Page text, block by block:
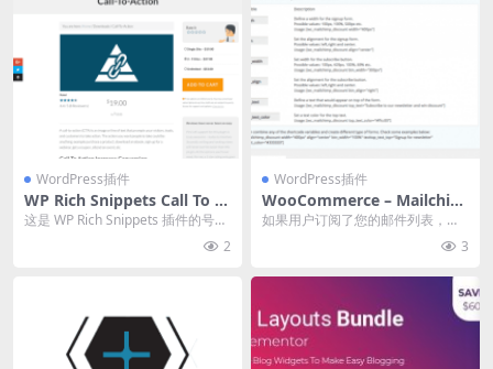
WordPress插件
WP Rich Snippets Call To A
ction Addon 1.9.2
这是 WP Rich Snippets 插件的号召
2
WordPress插件
WooCommerce – Mailchim
p Discount 3.8 订阅邮箱享折
如果用户订阅了您的邮件列表，该
3